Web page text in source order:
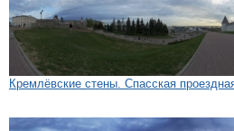
Кремлёвские стены. Спасская